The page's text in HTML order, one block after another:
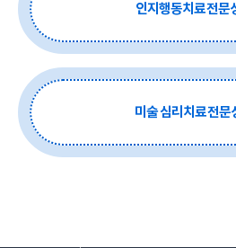
인지행동치료 전문
미술 심리치료 전문